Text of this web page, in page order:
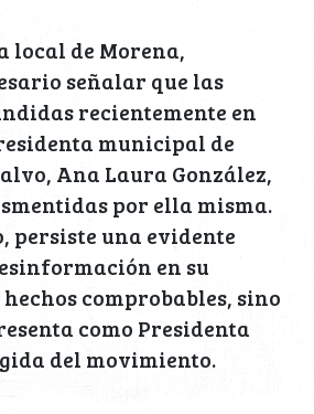
local de Morena,
señalar que las
recientemente en
municipal de
Ana Laura González,
por ella misma.
persiste una evidente
en su
comprobables, sino
como Presidenta
del movimiento.